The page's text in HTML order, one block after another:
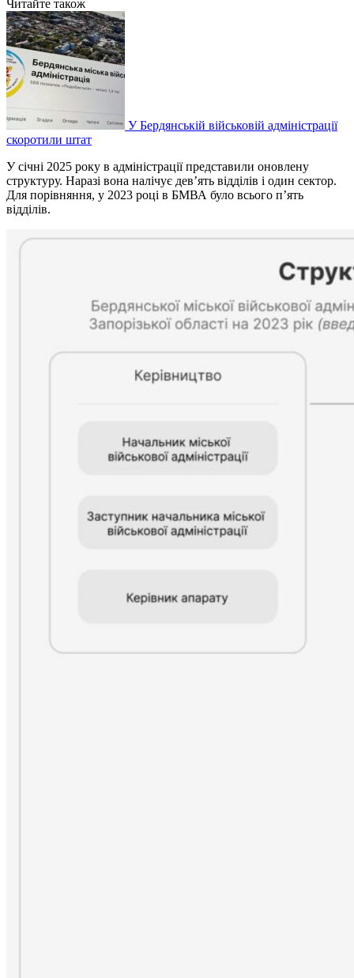
Читайте також
У Бердянській військовій адміністрації
скоротили штат
У січні 2025 року в адміністрації представили оновлену
структуру. Наразі вона налічує дев’ять відділів і один сектор.
Для порівняння, у 2023 році в БМВА було всього п’ять
відділів.